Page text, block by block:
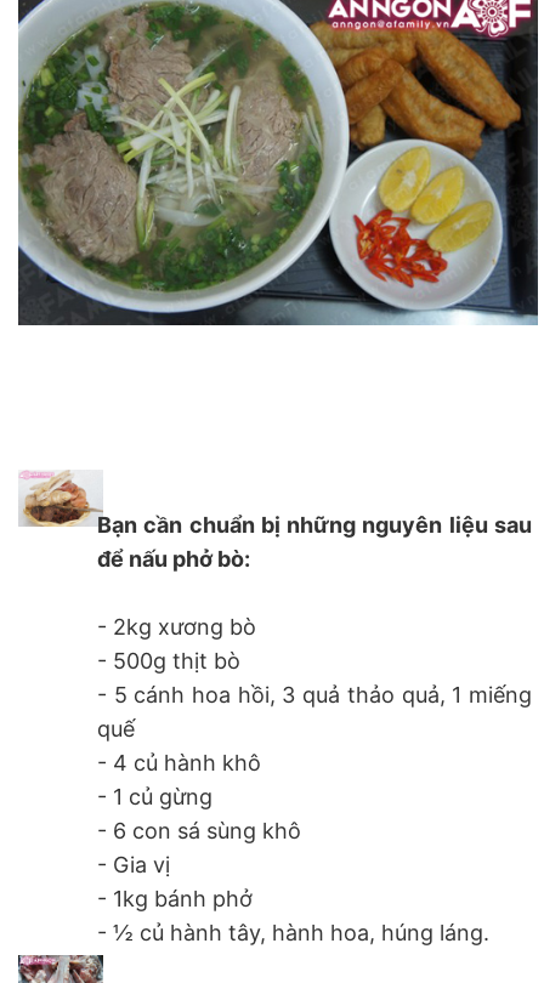
Bạn cần chuẩn bị những nguyên liệu sau
để nấu phở bò:
- 2kg xương bò
- 500g thịt bò
- 5 cánh hoa hồi, 3 quả thảo quả, 1 miếng
quế
- 4 củ hành khô
- 1 củ gừng
- 6 con sá sùng khô
- Gia vị
- 1kg bánh phở
- ½ củ hành tây, hành hoa, húng láng.